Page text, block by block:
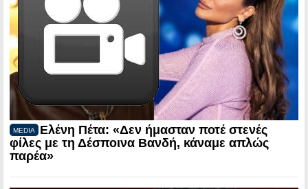
MEDIA
Ελένη Πέτα: «Δεν ήμασταν ποτέ στενές
φίλες με τη Δέσποινα Βανδή, κάναμε απλώς
παρέα»